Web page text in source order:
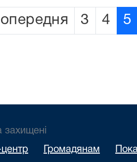
3 4 5
захищені
центр Громадянам